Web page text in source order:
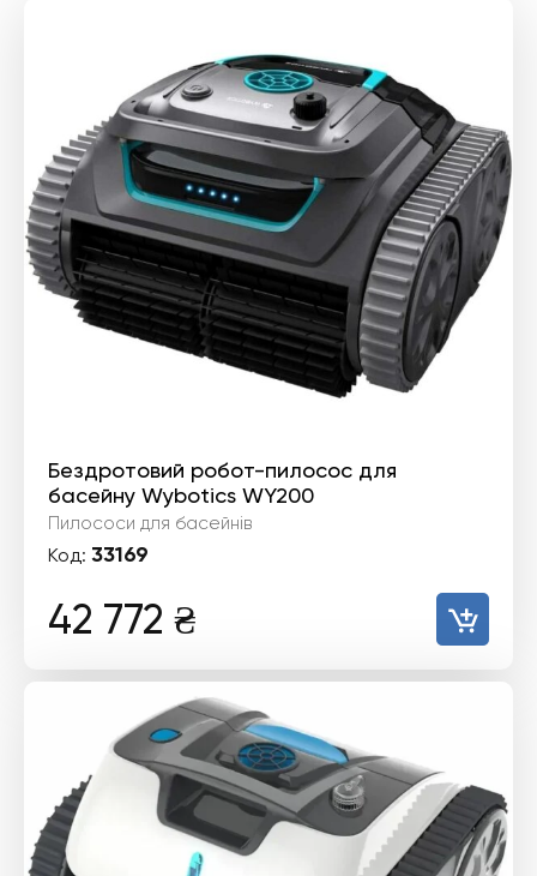
Бездротовий робот-пилосос для
басейну Wybotics WY200
Пилососи для басейнів
Код: 33169
42 772 ₴